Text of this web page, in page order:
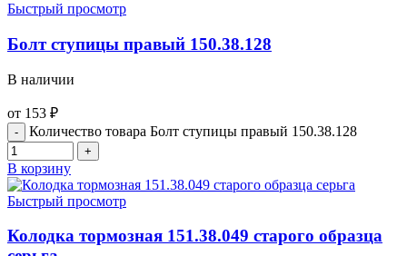
Быстрый просмотр
Болт ступицы правый 150.38.128
В наличии
от 153 ₽
Количество товара Болт ступицы правый 150.38.128
В корзину
Быстрый просмотр
Колодка тормозная 151.38.049 старого образца